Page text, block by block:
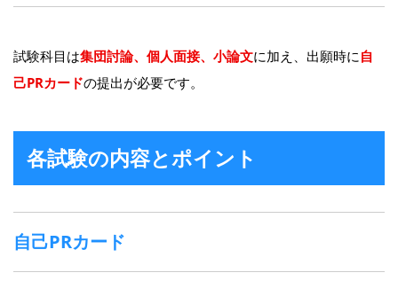
試験科目は集団討論、個人面接、小論文に加え、出願時に自
己PRカードの提出が必要です。
各試験の内容とポイント
自己PRカード